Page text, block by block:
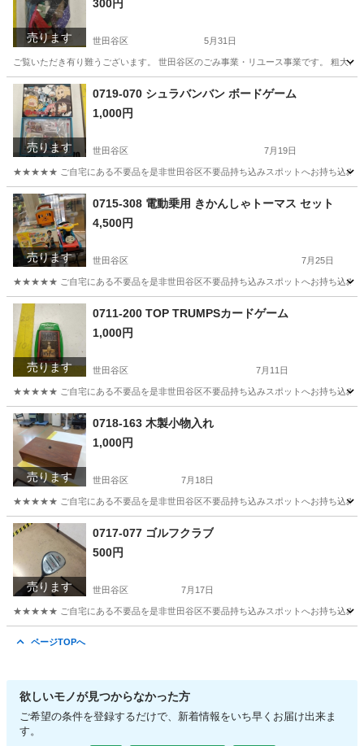
売ります
300円
世田谷区 5月31日
ご覧いただき有り難うございます。 世⽥⾕区のごみ事業・リユース事業です。 粗
東京 世田谷区 リユース
売ります
0719-070 シュラバンバン ボードゲーム
1,000円
世田谷区 7月19日
★★★★★ ご自宅にある不要品を是非世田谷区不要品持ち込みスポットへお持ち込みし
東京 世田谷区 ボードゲーム スポット
売ります
0715-308 電動乗用 きかんしゃトーマス セット
4,500円
世田谷区 7月25日
★★★★★ ご自宅にある不要品を是非世田谷区不要品持ち込みスポットへお持ち込みし
東京 世田谷区 きかんしゃトーマス
売ります
0711-200 TOP TRUMPSカードゲーム
1,000円
世田谷区 7月11日
★★★★★ ご自宅にある不要品を是非世田谷区不要品持ち込みスポットへお持ち込みし
東京 世田谷区 カードゲーム スポット
売ります
0718-163 木製小物入れ
1,000円
世田谷区 7月18日
★★★★★ ご自宅にある不要品を是非世田谷区不要品持ち込みスポットへお持ち込みし
東京 世田谷区 インテリア雑貨/小物
売ります
0717-077 ゴルフクラブ
500円
世田谷区 7月17日
★★★★★ ご自宅にある不要品を是非世田谷区不要品持ち込みスポットへお持ち込みし
ページTOPへ
欲しいモノが見つからなかった方
ご希望の条件を登録するだけで、新着情報をいち早くお届け出来ま
す。